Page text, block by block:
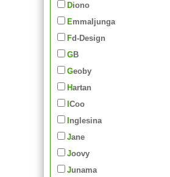
Diono
Emmaljunga
Fd-Design
GB
Geoby
Hartan
iCoo
Inglesina
Jane
Joovy
Junama